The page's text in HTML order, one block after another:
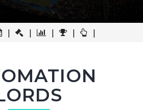
| | | | |